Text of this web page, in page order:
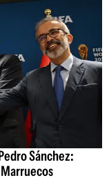
Sánchez: